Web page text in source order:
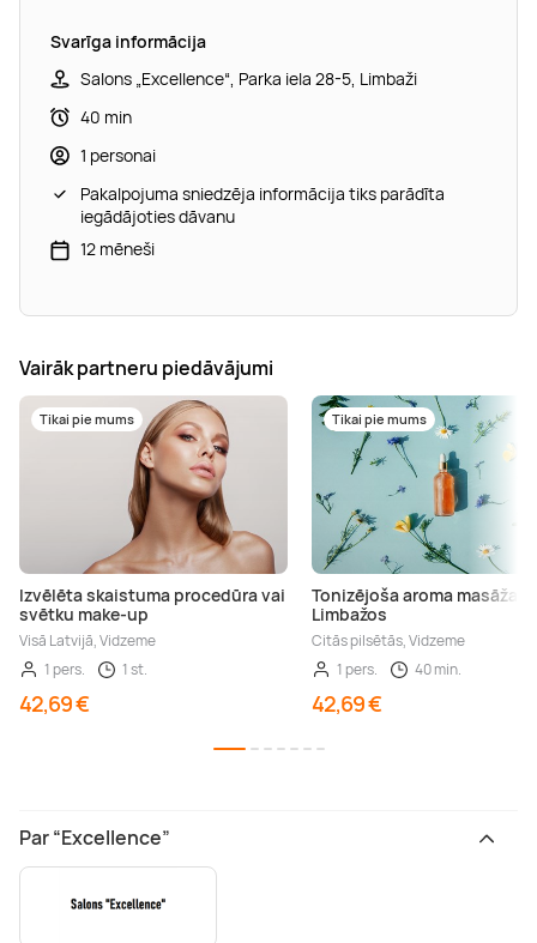
Svarīga informācija
Salons „Excellence“, Parka iela 28-5, Limbaži
40 min
1 personai
Pakalpojuma sniedzēja informācija tiks parādīta
iegādājoties dāvanu
12 mēneši
Vairāk partneru piedāvājumi
Tikai pie mums
Izvēlēta skaistuma procedūra vai
svētku make-up
Visā Latvijā, Vidzeme
1 pers.
1 st.
42,69 €
Tikai pie mums
Tonizējoša aroma masāža
Limbažos
Citās pilsētās, Vidzeme
1 pers.
40 min.
42,69 €
Par “Excellence”